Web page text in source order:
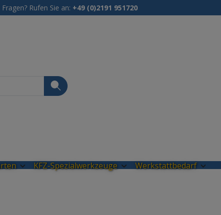
Fragen? Rufen Sie an: +49 (0)2191 951720
KFZ-Spezialwerkzeuge Werkstattbedarf